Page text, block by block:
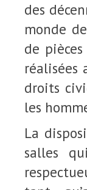
des
monde
de
réalisées
droits
les
La
salles